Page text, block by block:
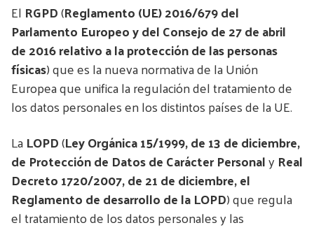
El RGPD(Reglamento (UE) 2016/679 del
Parlamento Europeo y del Consejo de 27 de abril
de 2016 relativo a la protección de las personas
físicas) que es la nueva normativa de la Unión
Europea que unifica la regulación del tratamiento de
los datos personales en los distintos países de la UE.
LaLOPD(Ley Orgánica 15/1999, de 13 de diciembre,
de Protección de Datos de Carácter Personaly Real
Decreto 1720/2007, de 21 de diciembre, el
Reglamento de desarrollo de la LOPD) que regula
el tratamiento de los datos personales y las